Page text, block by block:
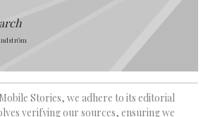
Stories, we adhere to its editorial
verifying our sources, ensuring we